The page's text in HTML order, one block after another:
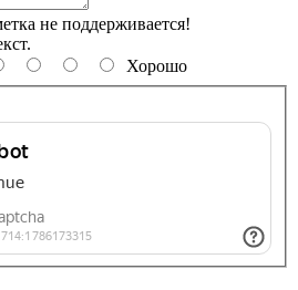
не поддерживается!
Хорошо